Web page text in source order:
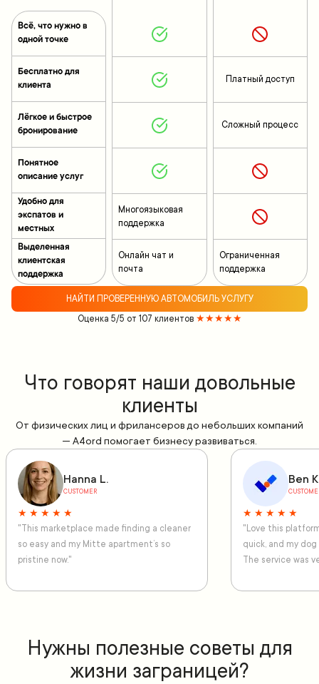
Всё, что нужно в
одной точке
Бесплатно для
клиента
Лёгкое и быстрое
бронирование
Понятное
описание услуг
Удобно для
экспатов и
местных
Выделенная
клиентская
поддержка
Многоязыковая
поддержка
Онлайн чат и
почта
Платный доступ
Сложный процесс
Ограниченная
поддержка
НАЙТИ ПРОВЕРЕННУЮ АВТОМОБИЛЬ УСЛУГУ
Оценка 5/5 от 107 клиентов ★★★★★
Что говорят наши довольные
клиенты
От физических лиц и фрилансеров до небольших компаний
— A4ord помогает бизнесу развиваться.
Hanna L.
CUSTOMER
★ ★ ★ ★ ★
"This marketplace made finding a cleaner
so easy and my Mitte apartment’s so
pristine now."
Ben
★ ★ ★ ★ ★
"Love this
quick, and my
The service was
Нужны полезные советы для
жизни заграницей?